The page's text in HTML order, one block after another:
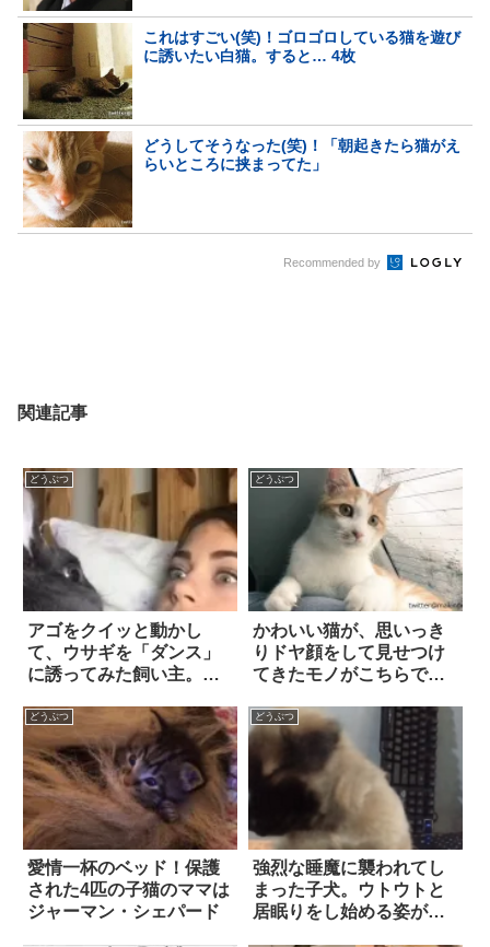
これはすごい(笑)！ゴロゴロしている猫を遊び
に誘いたい白猫。すると… 4枚
どうしてそうなった(笑)！「朝起きたら猫がえ
らいところに挟まってた」
Recommended by
関連記事
どうぶつ
アゴをクイッと動かし
て、ウサギを「ダンス」
に誘ってみた飼い主。そ
っちゃノッてきた！？
どうぶつ
かわいい猫が、思いっき
りドヤ顔をして見せつけ
てきたモノがこちらです
どうぶつ
愛情一杯のベッド！保護
された4匹の子猫のママは
ジャーマン・シェパード
どうぶつ
強烈な睡魔に襲われてし
まった子犬。ウトウトと
居眠りをし始める姿が…